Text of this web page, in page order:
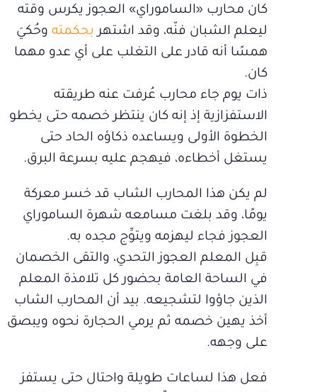
كان محارب «الساموراي» العجوز يكرس وقته
ليعلم الشبان فنّه، وقد اشتهر بحكمته وحُكيَ
همسًا أنه قادر على التغلب على أي عدو مهما
كان.
ذات يوم جاء محارب عُرفت عنه طريقته
الاستفزازية إذ إنه كان ينتظر خصمه حتى يخطو
الخطوة الأولى ويساعده ذكاؤه الحاد حتى
يستغل أخطاءه، فيهجم عليه بسرعة البرق.
لم يكن هذا المحارب الشاب قد خسر معركة
يومًا، وقد بلغت مسامعه شهرة الساموراي
العجوز فجاء ليهزمه ويتوِّج مجده به.
قبِل المعلم العجوز التحدي، والتقى الخصمان
في الساحة العامة بحضور كل تلامذة المعلم
الذين جاؤوا لتشجيعه. بيد أن المحارب الشاب
أخذ يهين خصمه ثم يرمي الحجارة نحوه ويبصق
على وجهه.
فعل هذا لساعات طويلة واحتال حتى يستفز